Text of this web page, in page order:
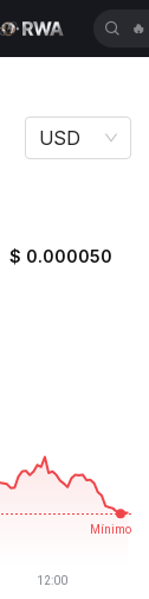
🔥
USD
$ 0.000050